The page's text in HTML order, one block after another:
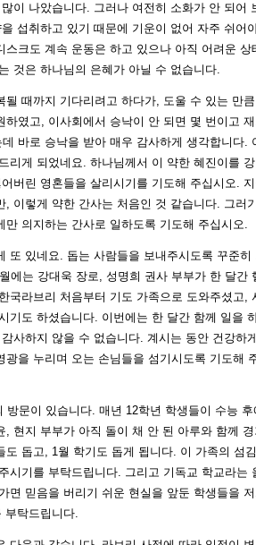
이 나았습니다. 그러나 여전히 소화가 안 되어
섭취하고 있기 때문에 기운이 없어 자주 쉬어
스크도 계속 운동은 하고 있으나 아직 어려운 상
것은 하나님의 은혜가 아닐 수 없습니다.
될 때까지 기다리려고 하다가, 도울 수 있는 만
하였고, 이사회에서 승낙이 안 되면 몇 번이고
바로 승낙을 받아 매우 감사하게 생각합니다.
리게 되었네요. 하나님께서 이 약한 혜진이를
버린 영혼들을 살리시기를 기도해 주십시오.
, 이렇게 약한 간사는 처음인 것 같습니다. 그러
만 의지하는 간사로 일하도록 기도해 주십시오.
또 있네요. 돕는 사람들을 보내주시도록 꾸준히
에는 강대욱 장로, 성명희 권사 부부가 한 달간
국라브리 처음부터 기도 가족으로 도와주셨고,
기도 하셨습니다. 이번에는 한 달간 함께 일을
사하지 않을 수 없습니다. 계시는 동안 건강하
광을 누리며 오는 손님들을 섬기시도록 기도해
방문이 있습니다. 매년 12학년 학생들이 수능 후
, 현지 부부가 아직 돌이 채 안 된 아루와 함께
도 돕고, 1월 학기도 돕게 됩니다. 이 가족의 섬
시기를 부탁드립니다. 그리고 기독교 학교라는
면 믿음을 버리기 쉬운 현실을 앞둔 학생들을
부탁드립니다.